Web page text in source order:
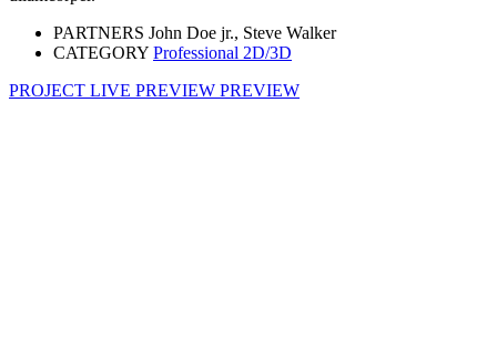
PARTNERS John Doe jr., Steve Walker
CATEGORY Professional 2D/3D
PROJECT LIVE PREVIEW PREVIEW